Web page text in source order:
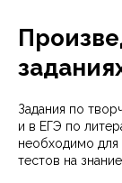
Задания по
и в ЕГЭ по
необходимо для
тестов на